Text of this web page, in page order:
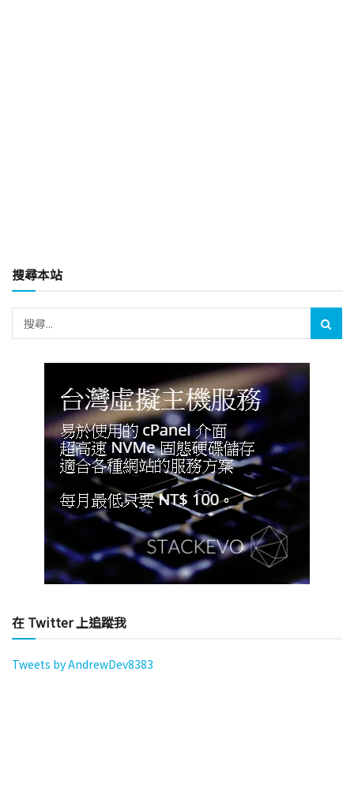
搜尋本站
在 Twitter 上追蹤我
Tweets by AndrewDev8383